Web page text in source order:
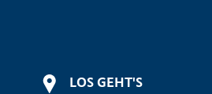
LOS GEHT'S